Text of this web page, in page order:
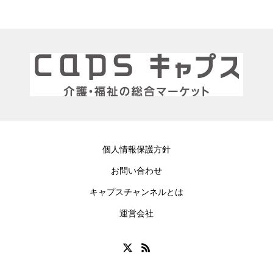
個人情報保護方針
お問い合わせ
キャプスチャンネルとは
運営会社